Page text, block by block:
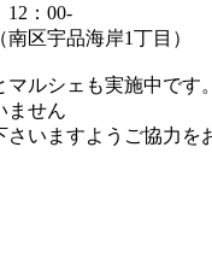
：00-
区宇品海岸1丁目）
ルシェも実施中です。
ません
いますようご協力を